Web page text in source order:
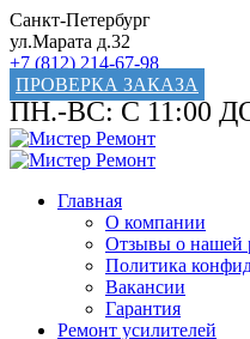
Санкт-Петербург
ул.Марата д.32
+7 (812) 214-67-98
ПРОВЕРКА ЗАКАЗА
ПН.-ВС: С 11:00
Главная
О компании
Отзывы о нашей
Политика
Вакансии
Гарантия
Ремонт усилителей